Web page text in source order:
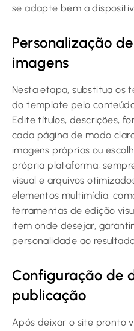
se adapte bem a
Personalização
imagens
Nesta etapa, substitua os
do template pelo
Edite títulos, descrições,
cada página de modo
imagens próprias ou
própria plataforma,
visual e arquivos
elementos multimídia,
ferramentas de edição
item onde desejar,
personalidade ao
Configuração de
publicação
Após deixar o site pronto